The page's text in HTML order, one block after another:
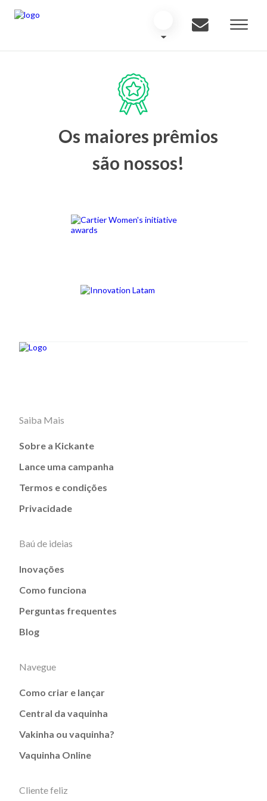
Os maiores prêmios
são nossos!
Saiba Mais
Sobre a Kickante
Lance uma campanha
Termos e condições
Privacidade
Baú de ideias
Inovações
Como funciona
Perguntas frequentes
Blog
Navegue
Como criar e lançar
Central da vaquinha
Vakinha ou vaquinha?
Vaquinha Online
Cliente feliz